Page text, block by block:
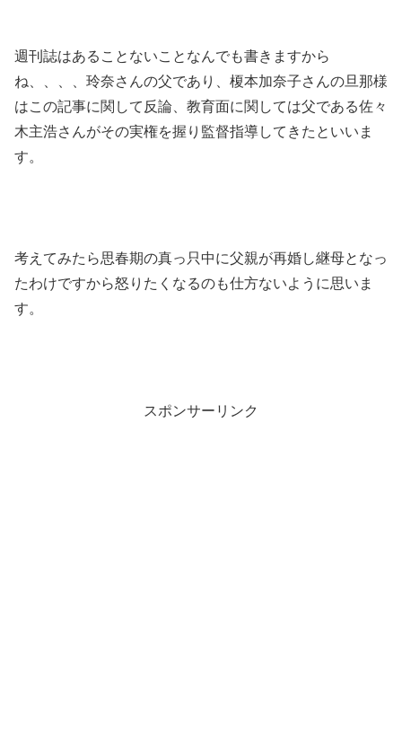
週刊誌はあることないことなんでも書きますから
ね、、、、玲奈さんの父であり、榎本加奈子さんの旦那様
はこの記事に関して反論、教育面に関しては父である佐々
木主浩さんがその実権を握り監督指導してきたといいま
す。
考えてみたら思春期の真っ只中に父親が再婚し継母となっ
たわけですから怒りたくなるのも仕方ないように思いま
す。
スポンサーリンク